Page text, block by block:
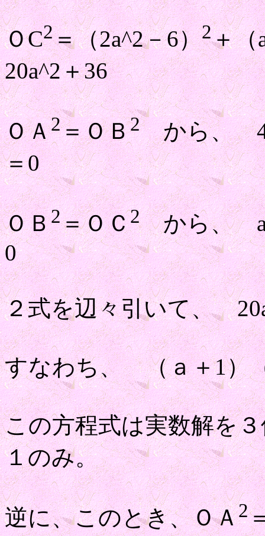
ＯC2＝（2a^2－6）2＋（
20a^2＋36
ＯＡ2＝ＯＢ2から、
＝0
ＯＢ2＝ＯＣ2から、
0
２式を辺々引いて、
すなわち、 （ａ＋1）
この方程式は実数解を
１のみ。
逆に、このとき、ＯＡ2